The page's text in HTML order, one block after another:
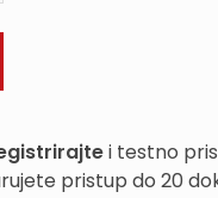
i testno
pristup do 20